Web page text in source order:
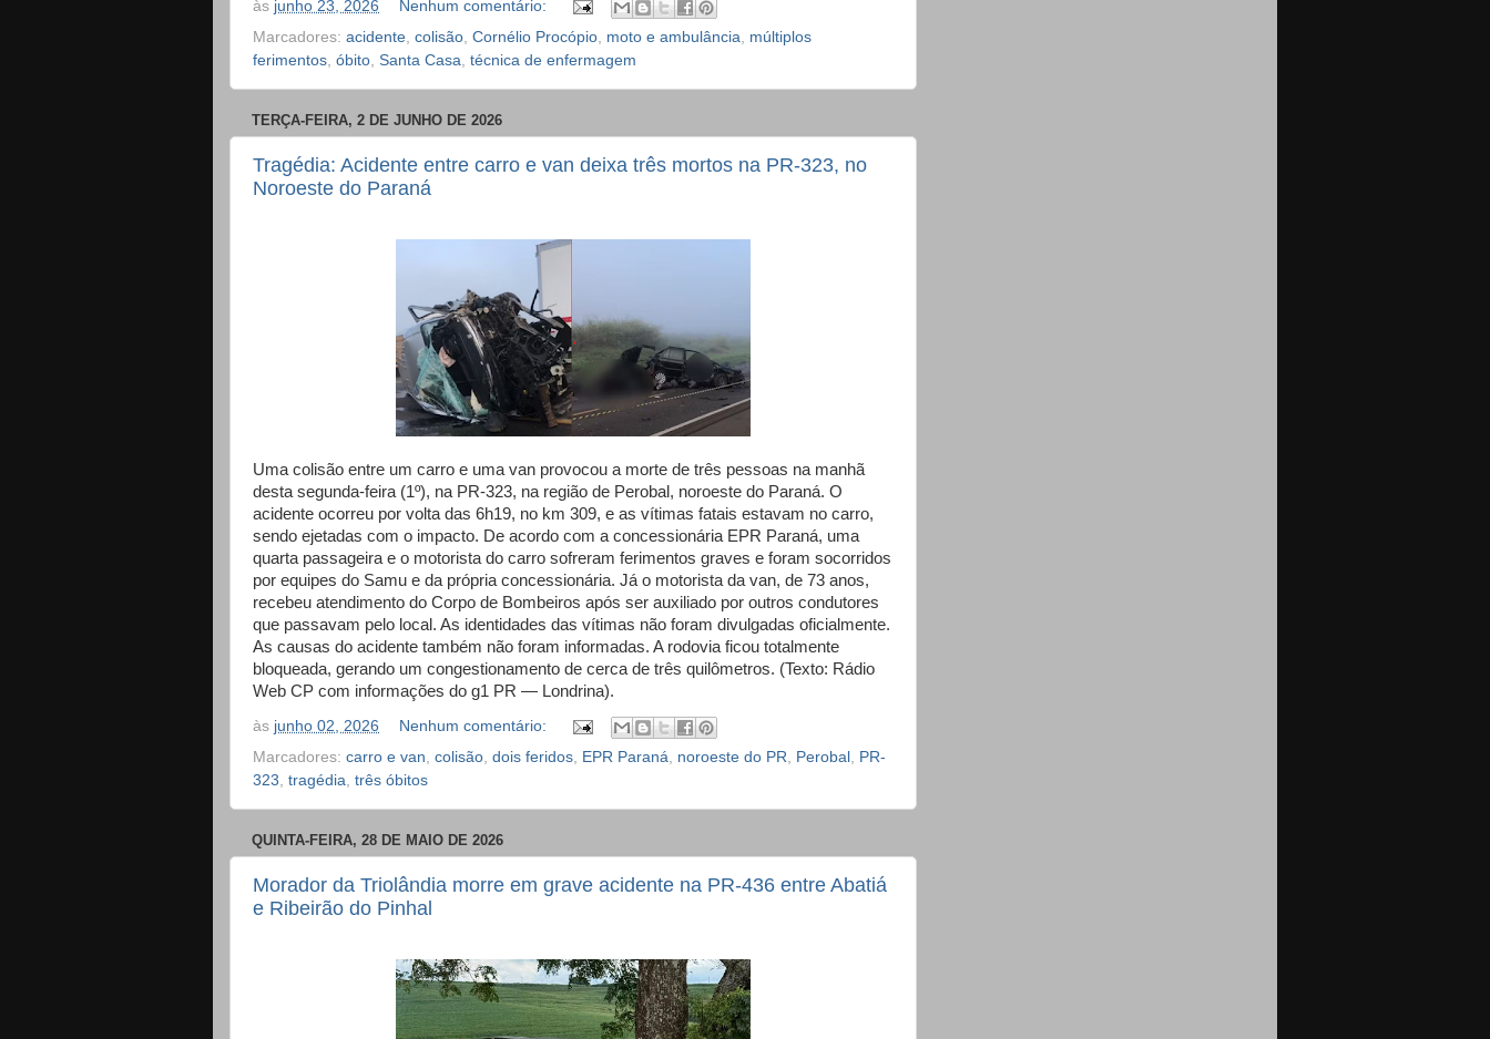
às junho 23, 2026
Nenhum comentário:
Marcadores: acidente, colisão, Cornélio Procópio, moto e ambulância, múltiplos
ferimentos, óbito, Santa Casa, técnica de enfermagem
TERÇA-FEIRA, 2 DE JUNHO DE 2026
Tragédia: Acidente entre carro e van deixa três mortos na PR-323, no
Noroeste do Paraná
Uma colisão entre um carro e uma van provocou a morte de três pessoas na manhã
desta segunda-feira (1º), na PR-323, na região de Perobal, noroeste do Paraná. O
acidente ocorreu por volta das 6h19, no km 309, e as vítimas fatais estavam no carro,
sendo ejetadas com o impacto. De acordo com a concessionária EPR Paraná, uma
quarta passageira e o motorista do carro sofreram ferimentos graves e foram socorridos
por equipes do Samu e da própria concessionária. Já o motorista da van, de 73 anos,
recebeu atendimento do Corpo de Bombeiros após ser auxiliado por outros condutores
que passavam pelo local. As identidades das vítimas não foram divulgadas oficialmente.
As causas do acidente também não foram informadas. A rodovia ficou totalmente
bloqueada, gerando um congestionamento de cerca de três quilômetros. (Texto: Rádio
Web CP com informações do g1 PR — Londrina).
às junho 02, 2026
Nenhum comentário:
Marcadores: carro e van, colisão, dois feridos, EPR Paraná, noroeste do PR, Perobal , PR-
323, tragédia, três óbitos
QUINTA-FEIRA, 28 DE MAIO DE 2026
Morador da Triolândia morre em grave acidente na PR-436 entre Abatiá
e Ribeirão do Pinhal